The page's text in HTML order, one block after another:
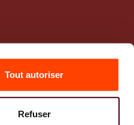
Tout autoriser
Refuser